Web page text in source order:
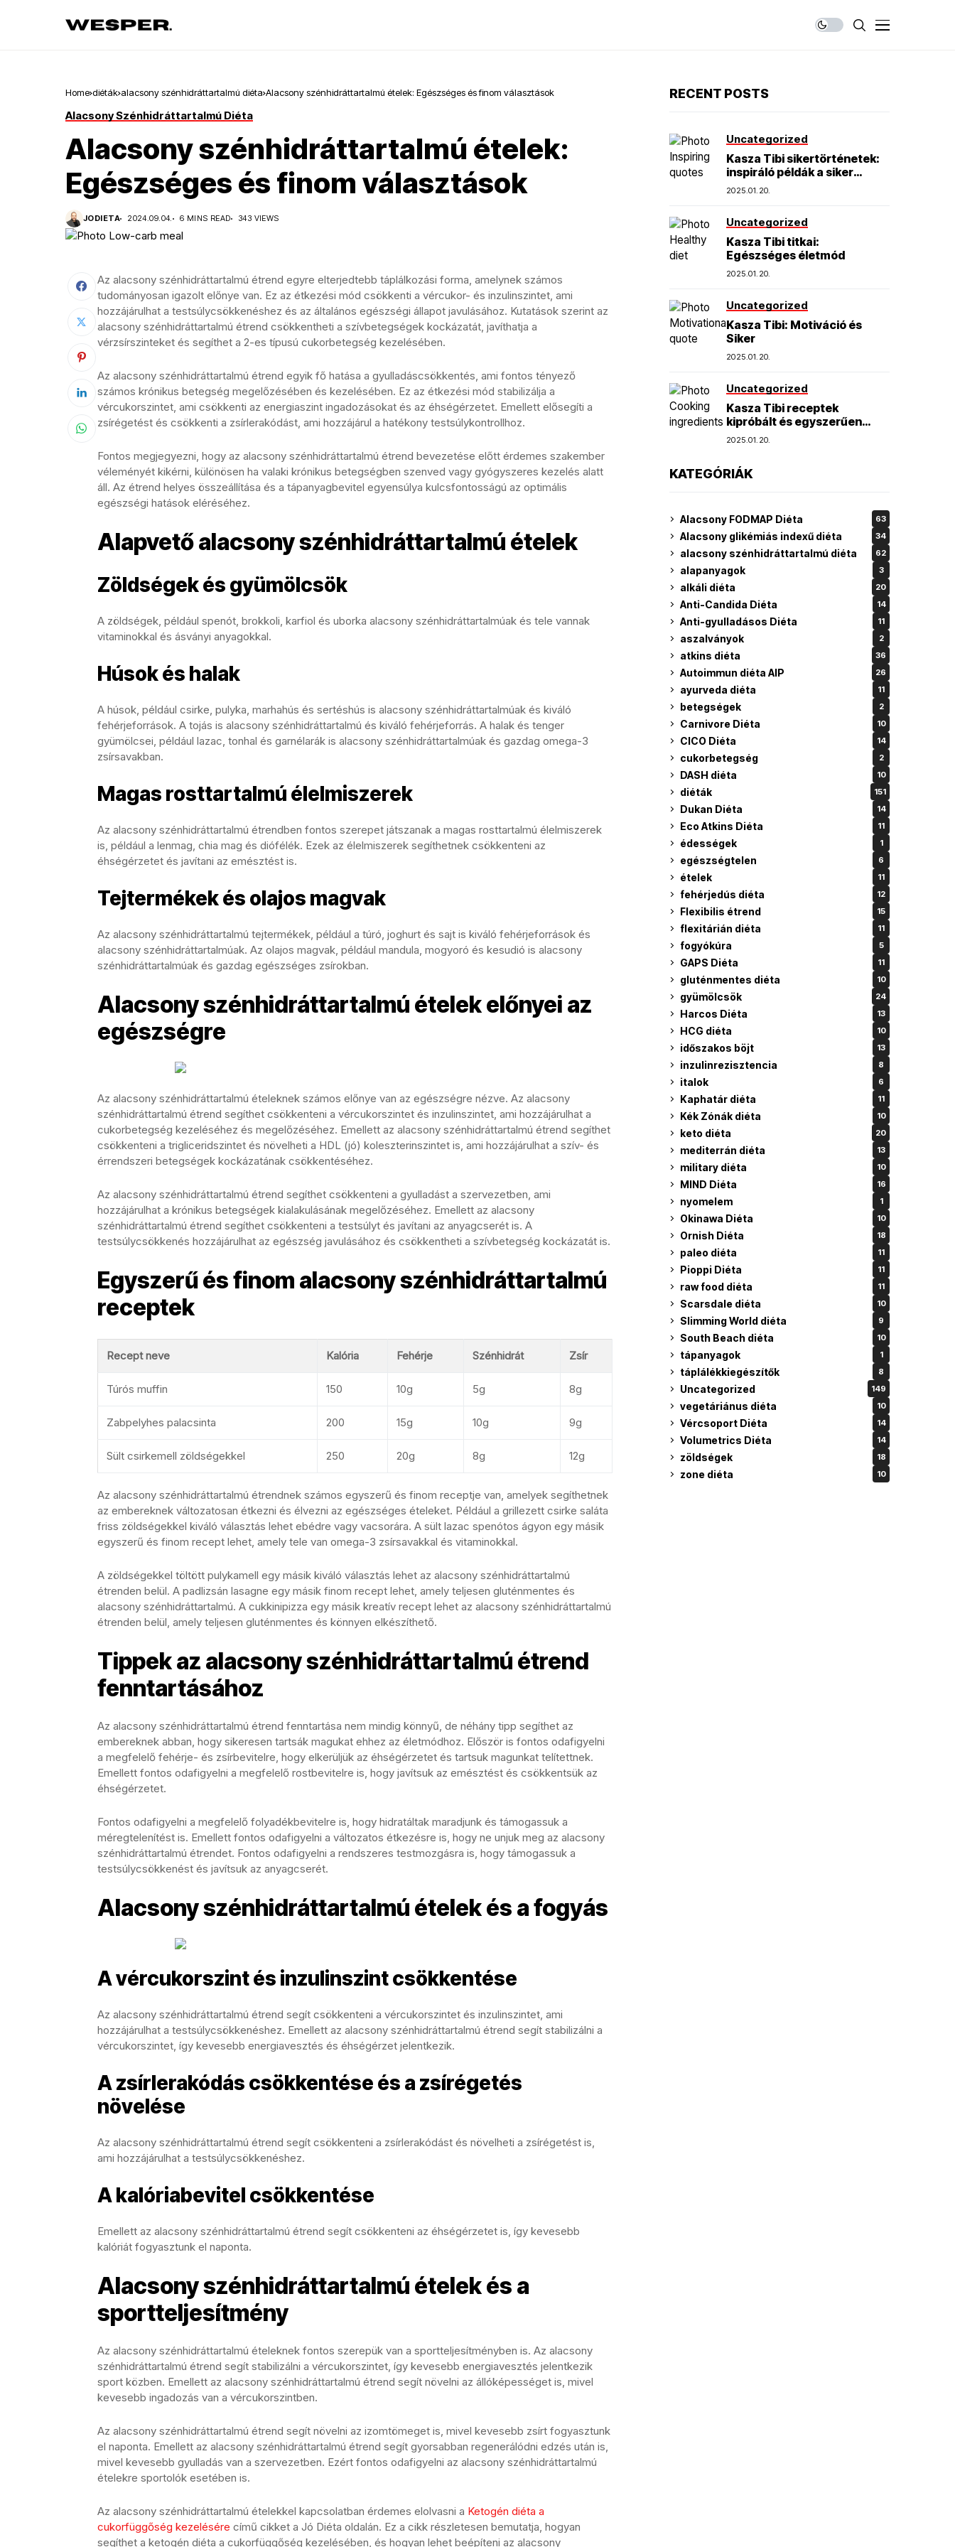
Home diéták alacsony szénhidráttartalmú diéta Alacsony szénhidráttartalmú ételek: Egészséges és finom választások
Alacsony Szénhidráttartalmú Diéta
Alacsony szénhidráttartalmú ételek:
Egészséges és finom választások
JODIETA 2024.09.04. 6 MINS READ 343 VIEWS
Az alacsony szénhidráttartalmú étrend egyre elterjedtebb táplálkozási forma, amelynek számos
tudományosan igazolt előnye van. Ez az étkezési mód csökkenti a vércukor- és inzulinszintet, ami
hozzájárulhat a testsúlycsökkenéshez és az általános egészségi állapot javulásához. Kutatások szerint az
alacsony szénhidráttartalmú étrend csökkentheti a szívbetegségek kockázatát, javíthatja a
vérzsírszinteket és segíthet a 2-es típusú cukorbetegség kezelésében.
Az alacsony szénhidráttartalmú étrend egyik fő hatása a gyulladáscsökkentés, ami fontos tényező
számos krónikus betegség megelőzésében és kezelésében. Ez az étkezési mód stabilizálja a
vércukorszintet, ami csökkenti az energiaszint ingadozásokat és az éhségérzetet. Emellett elősegíti a
zsírégetést és csökkenti a zsírlerakódást, ami hozzájárul a hatékony testsúlykontrollhoz.
Fontos megjegyezni, hogy az alacsony szénhidráttartalmú étrend bevezetése előtt érdemes szakember
véleményét kikérni, különösen ha valaki krónikus betegségben szenved vagy gyógyszeres kezelés alatt
áll. Az étrend helyes összeállítása és a tápanyagbevitel egyensúlya kulcsfontosságú az optimális
egészségi hatások eléréséhez.
Alapvető alacsony szénhidráttartalmú ételek
Zöldségek és gyümölcsök
A zöldségek, például spenót, brokkoli, karfiol és uborka alacsony szénhidráttartalmúak és tele vannak
vitaminokkal és ásványi anyagokkal.
Húsok és halak
A húsok, például csirke, pulyka, marhahús és sertéshús is alacsony szénhidráttartalmúak és kiváló
fehérjeforrások. A tojás is alacsony szénhidráttartalmú és kiváló fehérjeforrás. A halak és tenger
gyümölcsei, például lazac, tonhal és garnélarák is alacsony szénhidráttartalmúak és gazdag omega-3
zsírsavakban.
Magas rosttartalmú élelmiszerek
Az alacsony szénhidráttartalmú étrendben fontos szerepet játszanak a magas rosttartalmú élelmiszerek
is, például a lenmag, chia mag és diófélék. Ezek az élelmiszerek segíthetnek csökkenteni az
éhségérzetet és javítani az emésztést is.
Tejtermékek és olajos magvak
Az alacsony szénhidráttartalmú tejtermékek, például a túró, joghurt és sajt is kiváló fehérjeforrások és
alacsony szénhidráttartalmúak. Az olajos magvak, például mandula, mogyoró és kesudió is alacsony
szénhidráttartalmúak és gazdag egészséges zsírokban.
Alacsony szénhidráttartalmú ételek előnyei az
egészségre
Az alacsony szénhidráttartalmú ételeknek számos előnye van az egészségre nézve. Az alacsony
szénhidráttartalmú étrend segíthet csökkenteni a vércukorszintet és inzulinszintet, ami hozzájárulhat a
cukorbetegség kezeléséhez és megelőzéséhez. Emellett az alacsony szénhidráttartalmú étrend segíthet
csökkenteni a trigliceridszintet és növelheti a HDL (jó) koleszterinszintet is, ami hozzájárulhat a szív- és
érrendszeri betegségek kockázatának csökkentéséhez.
Az alacsony szénhidráttartalmú étrend segíthet csökkenteni a gyulladást a szervezetben, ami
hozzájárulhat a krónikus betegségek kialakulásának megelőzéséhez. Emellett az alacsony
szénhidráttartalmú étrend segíthet csökkenteni a testsúlyt és javítani az anyagcserét is. A
testsúlycsökkenés hozzájárulhat az egészség javulásához és csökkentheti a szívbetegség kockázatát is.
Egyszerű és finom alacsony szénhidráttartalmú
receptek
Recept neve Kalória Fehérje Szénhidrát Zsír
Túrós muffin 150 10g 5g 8g
Zabpelyhes palacsinta 200 15g 10g 9g
Sült csirkemell zöldségekkel 250 20g 8g 12g
Az alacsony szénhidráttartalmú étrendnek számos egyszerű és finom receptje van, amelyek segíthetnek
az embereknek változatosan étkezni és élvezni az egészséges ételeket. Például a grillezett csirke saláta
friss zöldségekkel kiváló választás lehet ebédre vagy vacsorára. A sült lazac spenótos ágyon egy másik
egyszerű és finom recept lehet, amely tele van omega-3 zsírsavakkal és vitaminokkal.
A zöldségekkel töltött pulykamell egy másik kiváló választás lehet az alacsony szénhidráttartalmú
étrenden belül. A padlizsán lasagne egy másik finom recept lehet, amely teljesen gluténmentes és
alacsony szénhidráttartalmú. A cukkinipizza egy másik kreatív recept lehet az alacsony szénhidráttartalmú
étrenden belül, amely teljesen gluténmentes és könnyen elkészíthető.
Tippek az alacsony szénhidráttartalmú étrend
fenntartásához
Az alacsony szénhidráttartalmú étrend fenntartása nem mindig könnyű, de néhány tipp segíthet az
embereknek abban, hogy sikeresen tartsák magukat ehhez az életmódhoz. Először is fontos odafigyelni
a megfelelő fehérje- és zsírbevitelre, hogy elkerüljük az éhségérzetet és tartsuk magunkat telítettnek.
Emellett fontos odafigyelni a megfelelő rostbevitelre is, hogy javítsuk az emésztést és csökkentsük az
éhségérzetet.
Fontos odafigyelni a megfelelő folyadékbevitelre is, hogy hidratáltak maradjunk és támogassuk a
méregtelenítést is. Emellett fontos odafigyelni a változatos étkezésre is, hogy ne unjuk meg az alacsony
szénhidráttartalmú étrendet. Fontos odafigyelni a rendszeres testmozgásra is, hogy támogassuk a
testsúlycsökkenést és javítsuk az anyagcserét.
Alacsony szénhidráttartalmú ételek és a fogyás
A vércukorszint és inzulinszint csökkentése
Az alacsony szénhidráttartalmú étrend segít csökkenteni a vércukorszintet és inzulinszintet, ami
hozzájárulhat a testsúlycsökkenéshez. Emellett az alacsony szénhidráttartalmú étrend segít stabilizálni a
vércukorszintet, így kevesebb energiavesztés és éhségérzet jelentkezik.
A zsírlerakódás csökkentése és a zsírégetés
növelése
Az alacsony szénhidráttartalmú étrend segít csökkenteni a zsírlerakódást és növelheti a zsírégetést is,
ami hozzájárulhat a testsúlycsökkenéshez.
A kalóriabevitel csökkentése
Emellett az alacsony szénhidráttartalmú étrend segít csökkenteni az éhségérzetet is, így kevesebb
kalóriát fogyasztunk el naponta.
Alacsony szénhidráttartalmú ételek és a
sportteljesítmény
Az alacsony szénhidráttartalmú ételeknek fontos szerepük van a sportteljesítményben is. Az alacsony
szénhidráttartalmú étrend segít stabilizálni a vércukorszintet, így kevesebb energiavesztés jelentkezik
sport közben. Emellett az alacsony szénhidráttartalmú étrend segít növelni az állóképességet is, mivel
kevesebb ingadozás van a vércukorszintben.
Az alacsony szénhidráttartalmú étrend segít növelni az izomtömeget is, mivel kevesebb zsírt fogyasztunk
el naponta. Emellett az alacsony szénhidráttartalmú étrend segít gyorsabban regenerálódni edzés után is,
mivel kevesebb gyulladás van a szervezetben. Ezért fontos odafigyelni az alacsony szénhidráttartalmú
ételekre sportolók esetében is.
Az alacsony szénhidráttartalmú ételekkel kapcsolatban érdemes elolvasni a Ketogén diéta a
cukorfüggőség kezelésére című cikket a Jó Diéta oldalán. Ez a cikk részletesen bemutatja, hogyan
segíthet a ketogén diéta a cukorfüggőség kezelésében, és hogyan lehet beépíteni az alacsony
RECENT POSTS
Uncategorized
Kasza Tibi sikertörténetek:
inspiráló példák a siker
elérésére
2025.01.20.
Uncategorized
Kasza Tibi titkai:
Egészséges életmód
2025.01.20.
Uncategorized
Kasza Tibi: Motiváció és
Siker
2025.01.20.
Uncategorized
Kasza Tibi receptek
kipróbált és egyszerűen
elkészíthető finomságok
2025.01.20.
KATEGÓRIÁK
Alacsony FODMAP Diéta 63
Alacsony glikémiás indexű diéta 34
alacsony szénhidráttartalmú diéta 62
alapanyagok 3
alkáli diéta 20
Anti-Candida Diéta 14
Anti-gyulladásos Diéta 11
aszalványok 2
atkins diéta 36
Autoimmun diéta AIP 26
ayurveda diéta 11
betegségek 2
Carnivore Diéta 10
CICO Diéta 14
cukorbetegség 2
DASH diéta 10
diéták 151
Dukan Diéta 14
Eco Atkins Diéta 11
édességek 1
egészségtelen 6
ételek 11
fehérjedús diéta 12
Flexibilis étrend 15
flexitárián diéta 11
fogyókúra 5
GAPS Diéta 11
gluténmentes diéta 10
gyümölcsök 24
Harcos Diéta 13
HCG diéta 10
időszakos böjt 13
inzulinrezisztencia 8
italok 6
Kaphatár diéta 11
Kék Zónák diéta 10
keto diéta 20
mediterrán diéta 13
military diéta 10
MIND Diéta 16
nyomelem 1
Okinawa Diéta 10
Ornish Diéta 18
paleo diéta 11
Pioppi Diéta 11
raw food diéta 11
Scarsdale diéta 10
Slimming World diéta 9
South Beach diéta 10
tápanyagok 1
táplálékkiegészítők 8
Uncategorized 149
vegetáriánus diéta 10
Vércsoport Diéta 14
Volumetrics Diéta 14
zöldségek 18
zone diéta 10